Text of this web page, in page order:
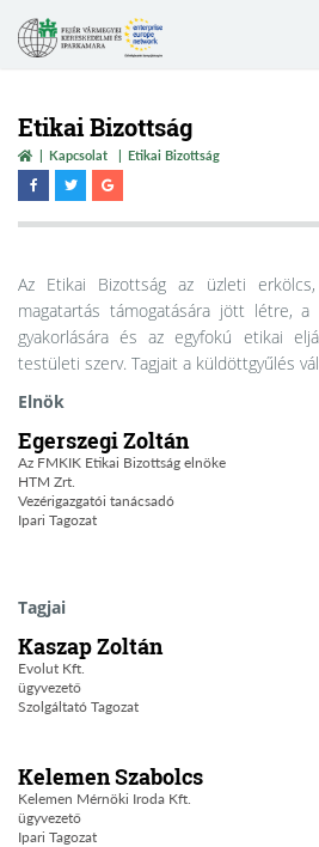
Etikai Bizottság
Kapcsolat Etikai Bizottság
Az Etikai Bizottság az üzleti
magatartás támogatására jött létre, a
gyakorlására és az egyfokú etikai
testületi szerv. Tagjait a küldöttgyűlés
Elnök
Egerszegi Zoltán
Az FMKIK Etikai Bizottság elnöke
HTM Zrt.
Vezérigazgatói tanácsadó
Ipari Tagozat
Tagjai
Kaszap Zoltán
Evolut Kft.
ügyvezető
Szolgáltató Tagozat
Kelemen Szabolcs
Kelemen Mérnöki Iroda Kft.
ügyvezető
Ipari Tagozat